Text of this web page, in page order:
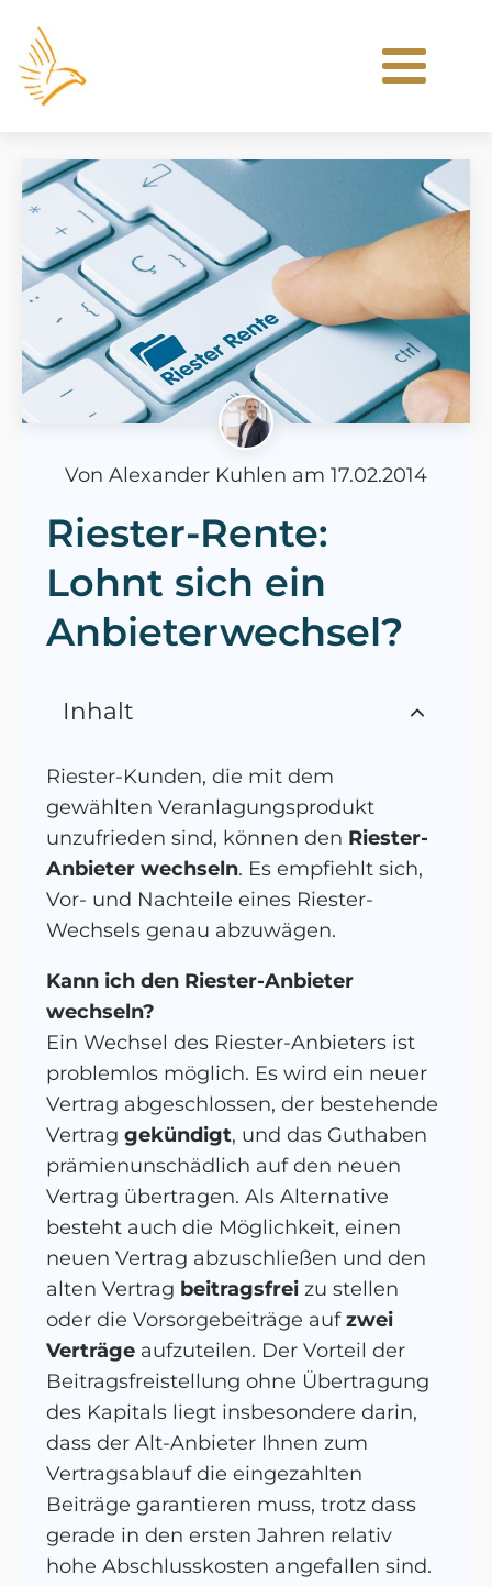
Von Alexander Kuhlen am 17.02.2014
Riester-Rente:
Lohnt sich ein
Anbieterwechsel?
Inhalt
Riester-Kunden, die mit dem
gewählten Veranlagungsprodukt
unzufrieden sind, können den Riester-
Anbieter wechseln. Es empfiehlt sich,
Vor- und Nachteile eines Riester-
Wechsels genau abzuwägen.
Kann ich den Riester-Anbieter
wechseln?
Ein Wechsel des Riester-Anbieters ist
problemlos möglich. Es wird ein neuer
Vertrag abgeschlossen, der bestehende
Vertraggekündigt, und das Guthaben
prämienunschädlich auf den neuen
Vertrag übertragen. Als Alternative
besteht auch die Möglichkeit, einen
neuen Vertrag abzuschließen und den
alten Vertrag beitragsfrei zu stellen
oder die Vorsorgebeiträge aufzwei
Verträge aufzuteilen. Der Vorteil der
Beitragsfreistellung ohne Übertragung
des Kapitals liegt insbesondere darin,
dass der Alt-Anbieter Ihnen zum
Vertragsablauf die eingezahlten
Beiträge garantieren muss, trotz dass
gerade in den ersten Jahren relativ
hohe Abschlusskosten angefallen sind.